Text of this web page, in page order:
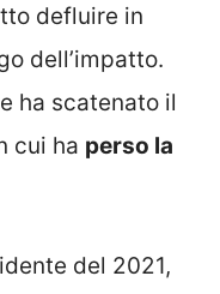
defluire in
dell’impatto.
ha scatenato il
cui ha perso la
del 2021,